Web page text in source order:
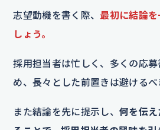
志望動機を書く際、 最初に結論
しょう。
採用担当者は忙しく、多くの応
め、長々とした前置きは避けるべ
また結論を先に提示し、 何を伝